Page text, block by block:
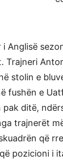
Anglisë
Trajneri
stolin e
fushën e
ditë,
trajnerët
që
pozicioni i